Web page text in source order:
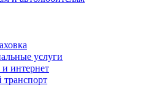
услуги
интернет